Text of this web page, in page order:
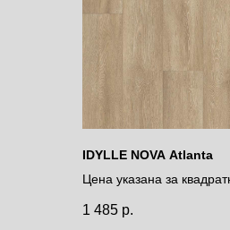
IDYLLE NOVA Atlanta
Цена указана за
1 485 р.